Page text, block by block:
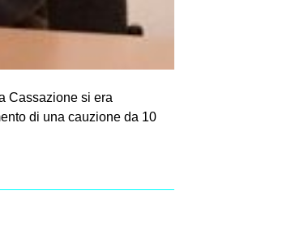
Cassazione si era
di una cauzione da 10